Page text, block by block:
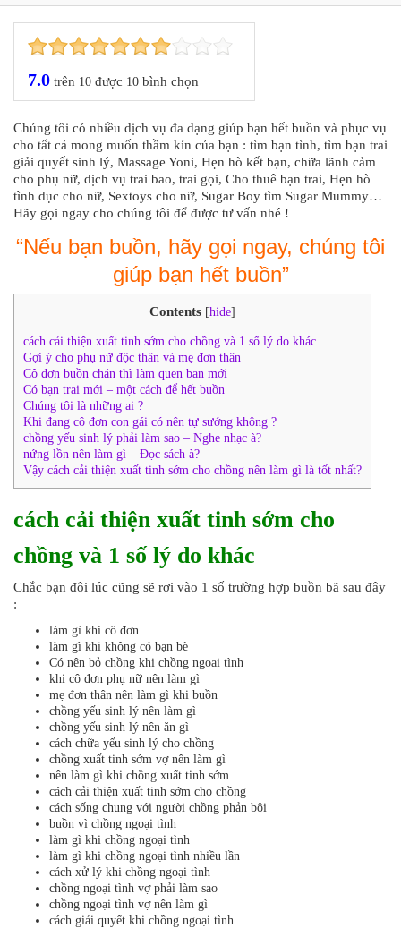
7.0 trên 10 được 10 bình chọn
Chúng tôi có nhiều dịch vụ đa dạng giúp bạn hết buồn và phục vụ
cho tất cả mong muốn thầm kín của bạn : tìm bạn tình, tìm bạn trai
giải quyết sinh lý, Massage Yoni, Hẹn hò kết bạn, chữa lãnh cảm
cho phụ nữ, dịch vụ trai bao, trai gọi, Cho thuê bạn trai, Hẹn hò
tình dục cho nữ, Sextoys cho nữ, Sugar Boy tìm Sugar Mummy…
Hãy gọi ngay cho chúng tôi để được tư vấn nhé !
“Nếu bạn buồn, hãy gọi ngay, chúng tôi
giúp bạn hết buồn”
Contents [hide]
cách cải thiện xuất tinh sớm cho chồng và 1 số lý do khác
Gợi ý cho phụ nữ độc thân và mẹ đơn thân
Cô đơn buồn chán thì làm quen bạn mới
Có bạn trai mới – một cách để hết buồn
Chúng tôi là những ai ?
Khi đang cô đơn con gái có nên tự sướng không ?
chồng yếu sinh lý phải làm sao – Nghe nhạc à?
nứng lồn nên làm gì – Đọc sách à?
Vậy cách cải thiện xuất tinh sớm cho chồng nên làm gì là tốt nhất?
cách cải thiện xuất tinh sớm cho
chồng và 1 số lý do khác
Chắc bạn đôi lúc cũng sẽ rơi vào 1 số trường hợp buồn bã sau đây
:
làm gì khi cô đơn
làm gì khi không có bạn bè
Có nên bỏ chồng khi chồng ngoại tình
khi cô đơn phụ nữ nên làm gì
mẹ đơn thân nên làm gì khi buồn
chồng yếu sinh lý nên làm gì
chồng yếu sinh lý nên ăn gì
cách chữa yếu sinh lý cho chồng
chồng xuất tinh sớm vợ nên làm gì
nên làm gì khi chồng xuất tinh sớm
cách cải thiện xuất tinh sớm cho chồng
cách sống chung với người chồng phản bội
buồn vì chồng ngoại tình
làm gì khi chồng ngoại tình
làm gì khi chồng ngoại tình nhiều lần
cách xử lý khi chồng ngoại tình
chồng ngoại tình vợ phải làm sao
chồng ngoại tình vợ nên làm gì
cách giải quyết khi chồng ngoại tình